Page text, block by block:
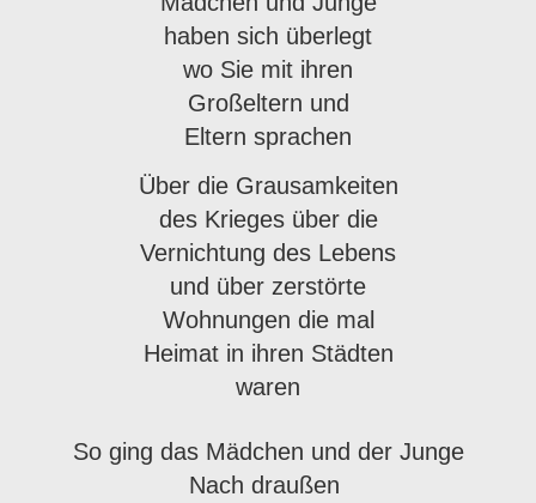
haben sich überlegt
wo Sie mit ihren
Großeltern und
Eltern sprachen
Über die Grausamkeiten
des Krieges über die
Vernichtung des Lebens
und über zerstörte
Wohnungen die mal
Heimat in ihren Städten
waren
So ging das Mädchen und der Junge
Nach draußen